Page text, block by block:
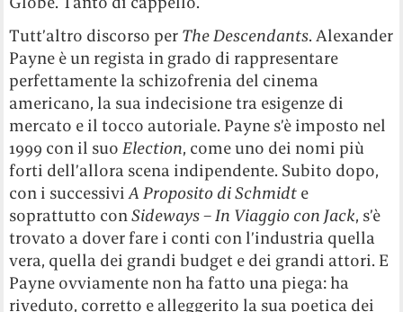
Tutt’altro discorso per The Descendants. Alexander
Payne è un regista in grado di rappresentare
perfettamente la schizofrenia del cinema
americano, la sua indecisione tra esigenze di
mercato e il tocco autoriale. Payne s’è imposto nel
1999 con il suoElection, come uno dei nomi più
forti dell’allora scena indipendente. Subito dopo,
con i successiviA Proposito di Schmidt e
soprattutto conSideways – In Viaggio con Jack, s’è
trovato a dover fare i conti con l’industria quella
vera, quella dei grandi budget e dei grandi attori. E
Payne ovviamente non ha fatto una piega: ha
riveduto, corretto e alleggerito la sua poetica dei